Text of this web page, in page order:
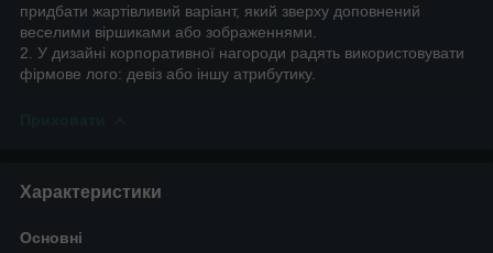
придбати жартівливий варіант, який зверху доповнений
веселими віршиками або зображеннями.
2. У дизайні корпоративної нагороди радять використовувати
фірмове лого: девіз або іншу атрибутику.
Характеристики
Основні